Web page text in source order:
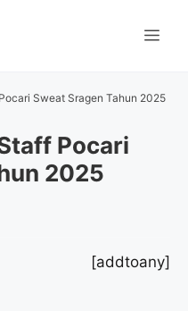
Sweat Sragen Tahun 2025
Pocari
2025
[addtoany]